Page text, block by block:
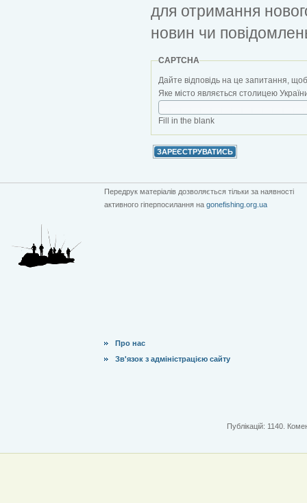
для отримання
новин чи
CAPTCHA
Дайте відповідь на це запитання,
Яке місто являється столицею
Fill in the blank
Передрук матеріалів дозволяється тільки за наявності
активного гіперпосилання на gonefishing.org.ua
Про нас
Зв'язок з адміністрацією сайту
Публікацій: 1140.